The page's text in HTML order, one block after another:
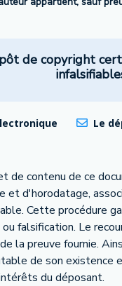
de copyright
Le
de contenu de ce
d'horodatage,
Cette procédure
falsification. Le
la preuve fournie.
de son existence
du déposant.